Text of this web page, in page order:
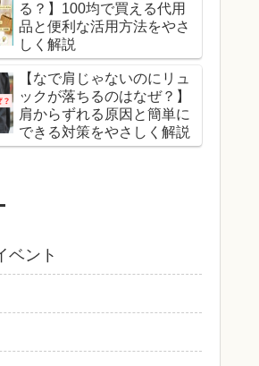
る？】100均で買える代用
品と便利な活用方法をやさ
しく解説
【なで肩じゃないのにリュ
ックが落ちるのはなぜ？】
肩からずれる原因と簡単に
できる対策をやさしく解説
ベント